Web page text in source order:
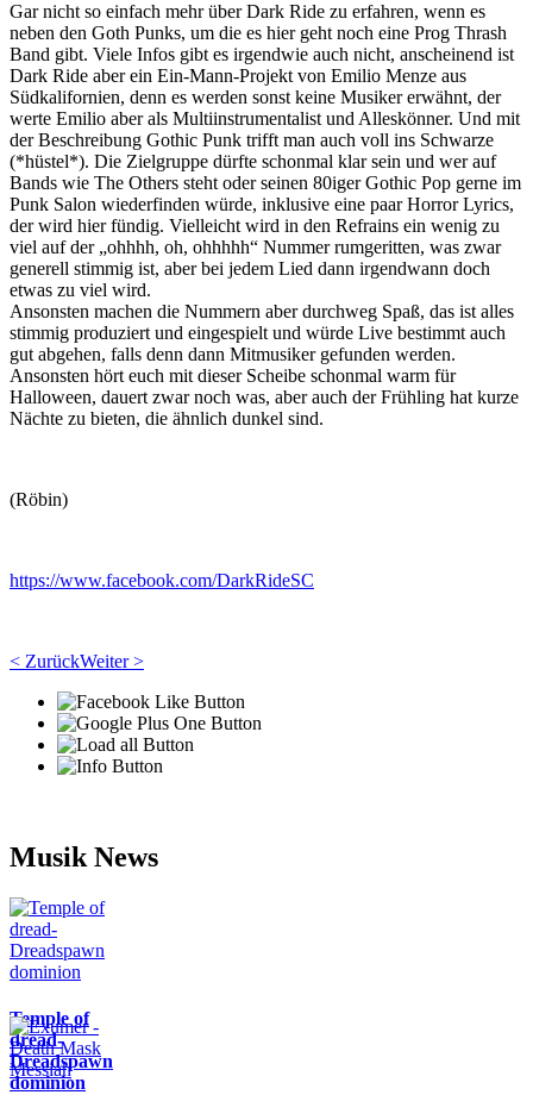
Gar nicht so einfach mehr über Dark Ride zu erfahren, wenn es
neben den Goth Punks, um die es hier geht noch eine Prog Thrash
Band gibt. Viele Infos gibt es irgendwie auch nicht, anscheinend ist
Dark Ride aber ein Ein-Mann-Projekt von Emilio Menze aus
Südkalifornien, denn es werden sonst keine Musiker erwähnt, der
werte Emilio aber als Multiinstrumentalist und Alleskönner. Und mit
der Beschreibung Gothic Punk trifft man auch voll ins Schwarze
(*hüstel*). Die Zielgruppe dürfte schonmal klar sein und wer auf
Bands wie The Others steht oder seinen 80iger Gothic Pop gerne im
Punk Salon wiederfinden würde, inklusive eine paar Horror Lyrics,
der wird hier fündig. Vielleicht wird in den Refrains ein wenig zu
viel auf der „ohhhh, oh, ohhhhh“ Nummer rumgeritten, was zwar
generell stimmig ist, aber bei jedem Lied dann irgendwann doch
etwas zu viel wird.
Ansonsten machen die Nummern aber durchweg Spaß, das ist alles
stimmig produziert und eingespielt und würde Live bestimmt auch
gut abgehen, falls denn dann Mitmusiker gefunden werden.
Ansonsten hört euch mit dieser Scheibe schonmal warm für
Halloween, dauert zwar noch was, aber auch der Frühling hat kurze
Nächte zu bieten, die ähnlich dunkel sind.
(Röbin)
https://www.facebook.com/DarkRideSC
< ZurückWeiter >
Musik News
Temple of
dread-
Dreadspawn
dominion